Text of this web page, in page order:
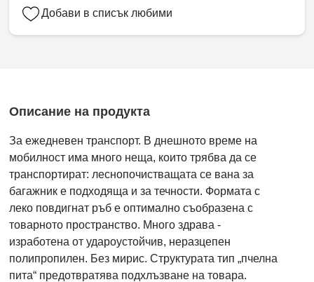
Добави в списък любими
Описание на продукта
За ежедневен транспорт. В днешното време на
мобилност има много неща, които трябва да се
транспортират: леснопочистващата се вана за
багажник е подходяща и за течности. Формата с
леко повдигнат ръб е оптимално съобразена с
товарното пространство. Много здрава -
изработена от удароустойчив, неразцепен
полипропилен. Без мирис. Структурата тип „пчелна
пита“ предотвратява подхлъзване на товара.